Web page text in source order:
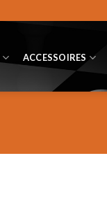
ACCESSOIRES